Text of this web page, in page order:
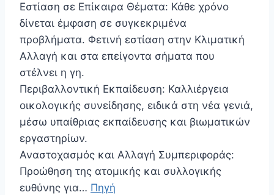
Εστίαση σε Επίκαιρα Θέματα: Κάθε χρόνο
δίνεται έμφαση σε συγκεκριμένα
προβλήματα. Φετινή εστίαση στην Κλιματική
Αλλαγή και στα επείγοντα σήματα που
στέλνει η γη.
Περιβαλλοντική Εκπαίδευση: Καλλιέργεια
οικολογικής συνείδησης, ειδικά στη νέα γενιά,
μέσω υπαίθριας εκπαίδευσης και βιωματικών
εργαστηρίων.
Αναστοχασμός και Αλλαγή Συμπεριφοράς:
Προώθηση της ατομικής και συλλογικής
ευθύνης για… Πηγή